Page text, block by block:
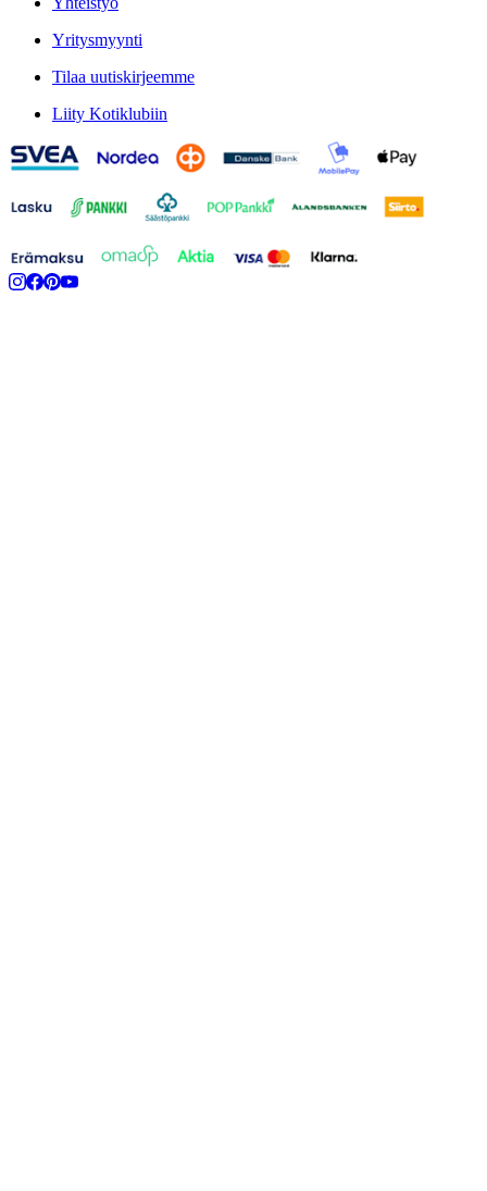
Yritysmyynti
Tilaa uutiskirjeemme
Liity Kotiklubiin